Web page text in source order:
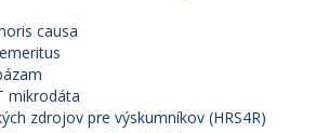
causa
mikrodáta
zdrojov pre výskumníkov (HRS4R)